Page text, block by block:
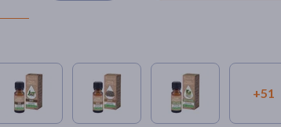
+51